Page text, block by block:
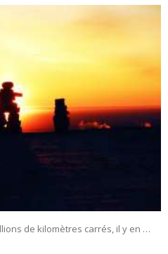
de kilomètres carrés, il y en …